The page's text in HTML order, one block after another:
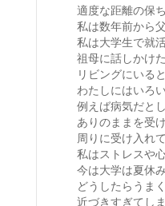
適度な距離の保
私は数年前から
私は大学生で就
祖母に話しかけ
リビングにいる
わたしにはいろ
例えば病気だと
ありのままを受
周りに受け入れ
私はストレスや
今は大学は夏休
どうしたらうま
近づきすぎてし